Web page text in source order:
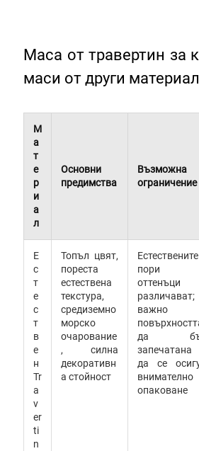
Маса от травертин за
маси от други
М
а
т
е
р
и
а
л
Основни
предимства
Възможна
ограничение
Е
с
т
е
с
т
в
е
н
Tr
a
v
er
ti
n
Топъл цвят,
пореста
естествена
текстура,
средиземно
морско
очарование
, силна
декоративн
а стойност
Естествените
пори
оттенъци
различават;
важно
да
да се
внимателно
опаковане